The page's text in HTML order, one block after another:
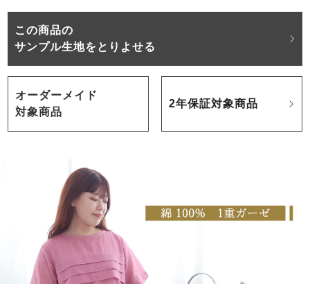
この商品の
サンプル生地をとりよせる
オーダーメイド
対象商品
2年保証対象商品